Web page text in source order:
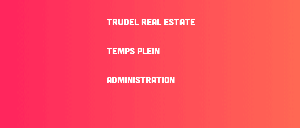
TRUDEL REAL ESTATE
TEMPS PLEIN
ADMINISTRATION